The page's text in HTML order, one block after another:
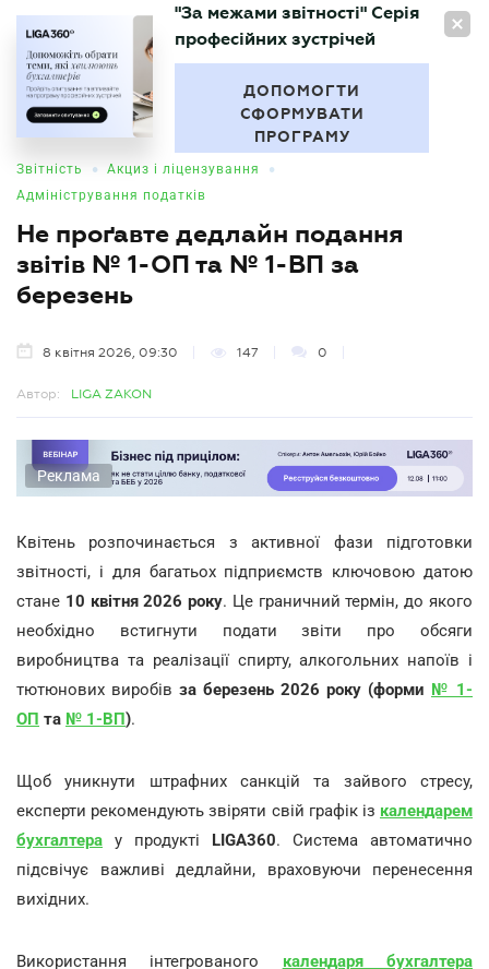
UA
БУХГАЛТЕР
"За межами звітності" Серія
професійних зустрічей
ДОПОМОГТИ
СФОРМУВАТИ
ПРОГРАМУ
Звітність • Акциз і ліцензування •
Адміністрування податків
Не проґавте дедлайн подання
звітів № 1-ОП та № 1-ВП за
березень
8 квітня 2026, 09:30 147 0
Автор: LIGA ZAKON
Реклама
Квітень розпочинається з активної фази підготовки
звітності, і для багатьох підприємств ключовою датою
стане 10 квітня 2026 року. Це граничний термін, до якого
необхідно встигнути подати звіти про обсяги
виробництва та реалізації спирту, алкогольних напоїв і
тютюнових виробів за березень 2026 року (форми № 1-
ОП та № 1-ВП).
Щоб уникнути штрафних санкцій та зайвого стресу,
експерти рекомендують звіряти свій графік із календарем
бухгалтера у продукті LIGA360. Система автоматично
підсвічує важливі дедлайни, враховуючи перенесення
вихідних.
Використання інтегрованого календаря бухгалтера